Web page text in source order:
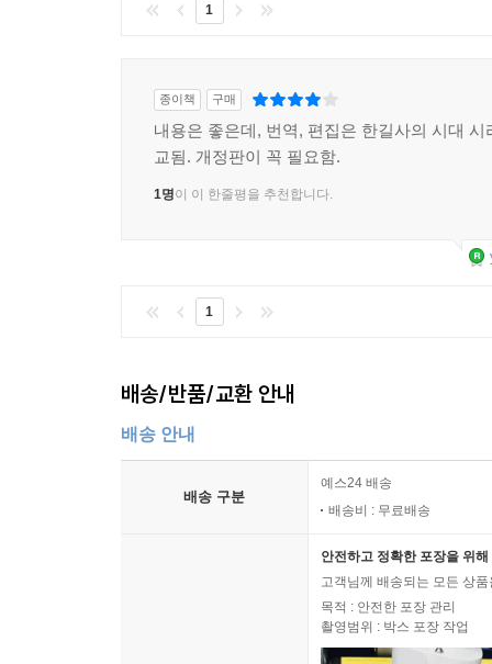
1
종이책 구매
내용은 좋은데, 번역, 편집은 한길사의 시대 시
교됨. 개정판이 꼭 필요함.
1명이 이 한줄평을 추천합니다.
1
배송/반품/교환 안내
배송 안내
배송 구분
예스24 배송
배송비 : 무료배송
안전하고 정확한 포장을 위
고객님께 배송되는 모든 상
목적 : 안전한 포장 관리
촬영범위 : 박스 포장 작업